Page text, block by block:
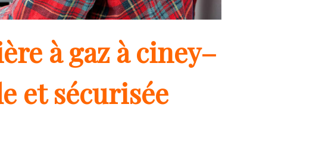
à gaz à ciney–
et sécurisée